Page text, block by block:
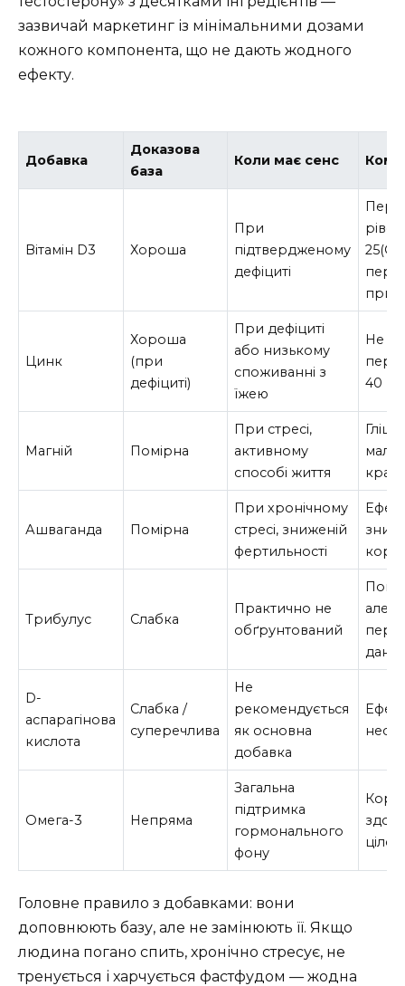
зазвичай маркетинг із мінімальними дозами
кожного компонента, що не дають жодного
ефекту.
Добавка
Доказова
база
Коли має сенс
Вітамін D3 Хороша
При
підтвердженому
дефіциті
Цинк
Хороша
(при
дефіциті)
При дефіциті
або низькому
споживанні з
їжею
Не
40
Магній Помірна
При стресі,
активному
способі життя
Ашваганда Помірна
При хронічному
стресі, зниженій
фертильності
Трибулус Слабка
Практично не
обґрунтований
але
D-
аспарагінова
кислота
Слабка /
суперечлива
Не
рекомендується
як основна
добавка
Омега-3 Непряма
Загальна
підтримка
гормонального
фону
Головне правило з добавками: вони
доповнюють базу, але не замінюють її. Якщо
людина погано спить, хронічно стресує, не
тренується і харчується фастфудом — жодна